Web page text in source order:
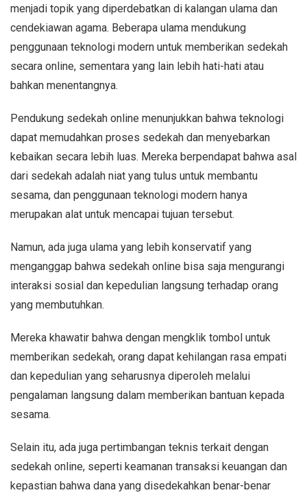
menjadi topik yang diperdebatkan di kalangan ulama dan
cendekiawan agama. Beberapa ulama mendukung
penggunaan teknologi modern untuk memberikan sedekah
secara online, sementara yang lain lebih hati-hati atau
bahkan menentangnya.
Pendukung sedekah online menunjukkan bahwa teknologi
dapat memudahkan proses sedekah dan menyebarkan
kebaikan secara lebih luas. Mereka berpendapat bahwa asal
dari sedekah adalah niat yang tulus untuk membantu
sesama, dan penggunaan teknologi modern hanya
merupakan alat untuk mencapai tujuan tersebut.
Namun, ada juga ulama yang lebih konservatif yang
menganggap bahwa sedekah online bisa saja mengurangi
interaksi sosial dan kepedulian langsung terhadap orang
yang membutuhkan.
Mereka khawatir bahwa dengan mengklik tombol untuk
memberikan sedekah, orang dapat kehilangan rasa empati
dan kepedulian yang seharusnya diperoleh melalui
pengalaman langsung dalam memberikan bantuan kepada
sesama.
Selain itu, ada juga pertimbangan teknis terkait dengan
sedekah online, seperti keamanan transaksi keuangan dan
kepastian bahwa dana yang disedekahkan benar-benar